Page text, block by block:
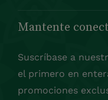
Mantente
Suscríbase a
el primero en
promociones